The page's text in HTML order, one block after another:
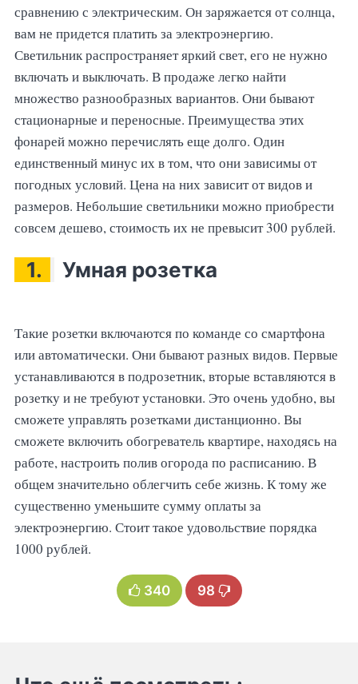
сравнению с электрическим. Он заряжается от солнца,
вам не придется платить за электроэнергию.
Светильник распространяет яркий свет, его не нужно
включать и выключать. В продаже легко найти
множество разнообразных вариантов. Они бывают
стационарные и переносные. Преимущества этих
фонарей можно перечислять еще долго. Один
единственный минус их в том, что они зависимы от
погодных условий. Цена на них зависит от видов и
размеров. Небольшие светильники можно приобрести
совсем дешево, стоимость их не превысит 300 рублей.
1. Умная розетка
Такие розетки включаются по команде со смартфона
или автоматически. Они бывают разных видов. Первые
устанавливаются в подрозетник, вторые вставляются в
розетку и не требуют установки. Это очень удобно, вы
сможете управлять розетками дистанционно. Вы
сможете включить обогреватель квартире, находясь на
работе, настроить полив огорода по расписанию. В
общем значительно облегчить себе жизнь. К тому же
существенно уменьшите сумму оплаты за
электроэнергию. Стоит такое удовольствие порядка
1000 рублей.
340 98